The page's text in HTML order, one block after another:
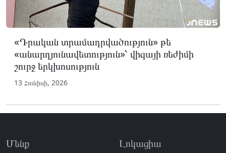
«Դրական տրամադրվածություն» թե
«անարդյունավետություն»՝ վիզայի ռեժիմի
շուրջ երկխոսություն
13 Հունիսի, 2026
Մենք Լոկացիա